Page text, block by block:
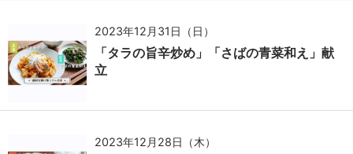
2023年12月31日（日）
「タラの旨辛炒め」「さばの青菜和え」献
立
2023年12月28日（木）